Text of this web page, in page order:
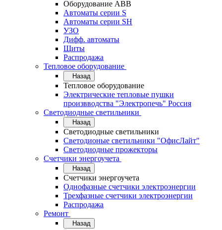
Оборудование АВВ
Автоматы серии S
Автоматы серии SH
УЗО
Дифф. автоматы
Щиты
Распродажа
Тепловое оборудование
Назад
Тепловое оборудование
Электрические тепловые пушки
произвводства "Электропечь" Россия
Светодиодные светильники
Назад
Светодиодные светильники
Светодионые светильники "ОфисЛайт"
Светодиодные прожекторы
Счетчики энергоучета
Назад
Счетчики энергоучета
Однофазные счетчики электроэнергии
Трехфазные счетчики электроэнергии
Распродажа
Ремонт
Назад